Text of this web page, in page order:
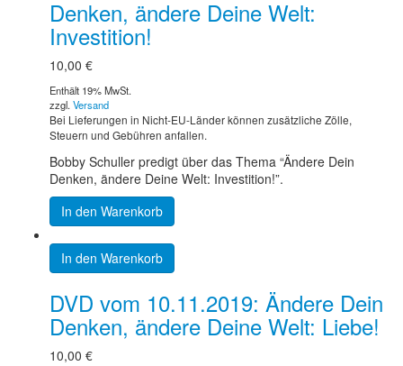
Denken, ändere Deine Welt:
Investition!
10,00 €
Enthält 19% MwSt.
zzgl.Versand
Bei Lieferungen in Nicht-EU-Länder können zusätzliche Zölle,
Steuern und Gebühren anfallen.
Bobby Schuller predigt über das Thema “Ändere Dein
Denken, ändere Deine Welt: Investition!”.
In den Warenkorb
In den Warenkorb
DVD vom 10.11.2019: Ändere Dein
Denken, ändere Deine Welt: Liebe!
10,00 €